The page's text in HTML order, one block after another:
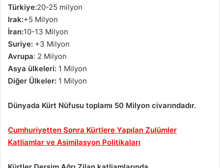
Türkiye:20-25 milyon
Irak:+5 Milyon
İran:10-13 Milyon
Suriye: +3 Milyon
Avrupa: 2 Milyon
Asya ülkeleri: 1 Milyon
Diğer Ülkeler: 1 Milyon
Dünyada Kürt Nüfusu toplamı 50 Milyon civarındadır.
Cumhuriyetten Sonra Kürtlere Yapılan Zulümler
Katliamlar ve Asimilasyon Politikaları